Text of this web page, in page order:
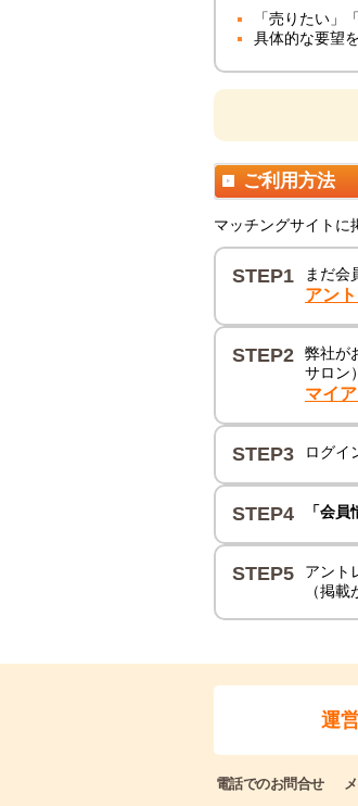
「売りたい」
具体的な要望
ご利用方法
マッチングサイトに
STEP1 まだ会
アン
STEP2
弊社が
サロン
マイ
STEP3 ログイ
STEP4 「会
STEP5
アント
（掲
運
電話でのお問合せ